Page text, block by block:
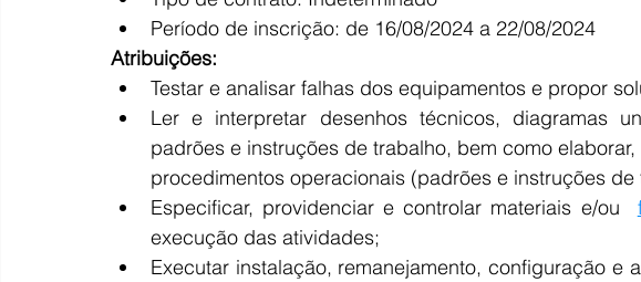
Período de inscrição: de 16/08/2024 a 22/08/2024
Atribuições:
Testar e analisar falhas dos equipamentos e propor
Ler e interpretar desenhos técnicos, diagramas
padrões e instruções de trabalho, bem como
procedimentos operacionais (padrões e instruções de
Especificar, providenciar e controlar materiais e/ou
execução das atividades;
Executar instalação, remanejamento, configuração e